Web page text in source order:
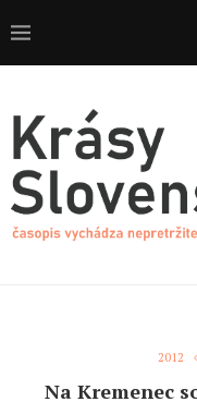
2012
Na Kremenec